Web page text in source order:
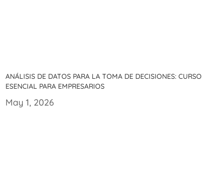
Análisis de datos para la toma de decisiones: Curso
esencial para empresarios
May 1, 2026